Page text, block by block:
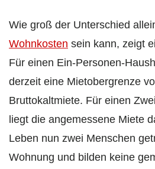
Wie groß der Unterschied
Wohnkosten sein kann, zeigt
Für einen Ein-Personen-
derzeit eine Mietobergrenze
Bruttokaltmiete. Für einen
liegt die angemessene Miete
Leben nun zwei Menschen
Wohnung und bilden keine